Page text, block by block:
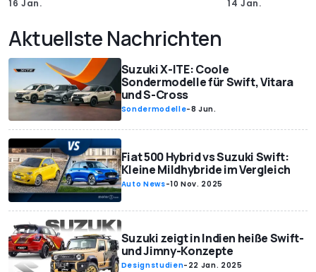
16 Jan.
14 Jan.
Aktuellste Nachrichten
Suzuki X-ITE: Coole
Sondermodelle für Swift, Vitara
und S-Cross
Sondermodelle-8 Jun.
Fiat 500 Hybrid vs Suzuki Swift:
Kleine Mildhybride im Vergleich
Auto News-10 Nov. 2025
Suzuki zeigt in Indien heiße Swift-
und Jimny-Konzepte
Designstudien- 22 Jan. 2025